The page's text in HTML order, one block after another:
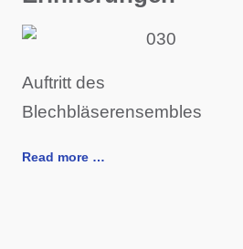
Auftritt des
Blechbläserensembles
Read more …